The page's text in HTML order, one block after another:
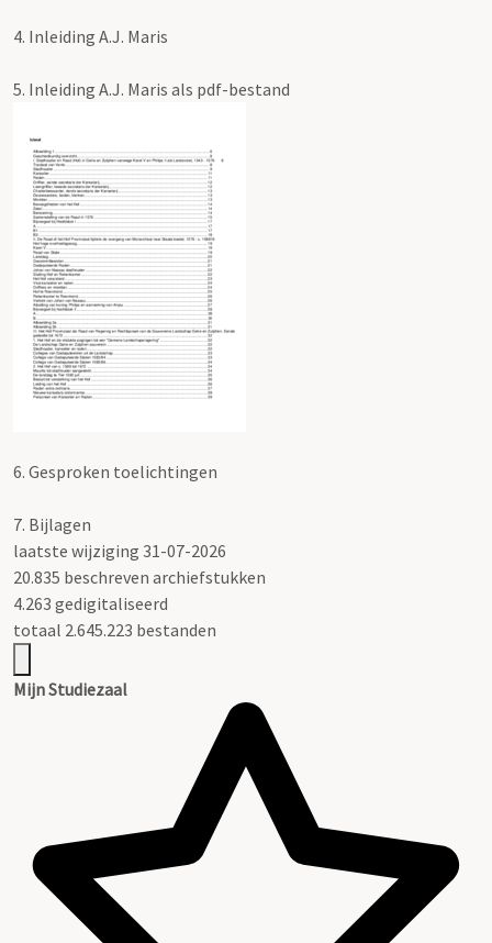
4. Inleiding A.J. Maris
5. Inleiding A.J. Maris als pdf-bestand
6. Gesproken toelichtingen
7. Bijlagen
laatste wijziging 31-07-2026
20.835 beschreven archiefstukken
4.263 gedigitaliseerd
totaal 2.645.223 bestanden
Mijn Studiezaal